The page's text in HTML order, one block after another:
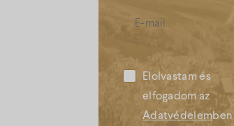
Elolvastam és
elfogadom az
Adatvédelemben